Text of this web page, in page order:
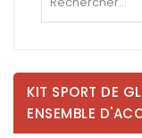
KIT SPORT DE
ENSEMBLE